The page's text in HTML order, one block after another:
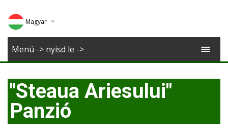
Magyar
Deutsch
Romana
Menü -> nyisd le ->
"Steaua Ariesului"
Panzió